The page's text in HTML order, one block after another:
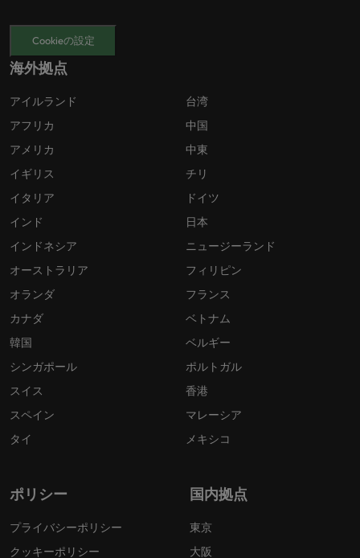
Cookieの設定
海外拠点
アイルランド
アフリカ
アメリカ
イギリス
イタリア
インド
インドネシア
オーストラリア
オランダ
カナダ
韓国
シンガポール
スイス
スペイン
タイ
台湾
中国
中東
チリ
ドイツ
日本
ニュージーランド
フィリピン
フランス
ベトナム
ベルギー
ポルトガル
香港
マレーシア
メキシコ
ポリシー
プライバシーポリシー
クッキーポリシー
国内拠点
東京
大阪